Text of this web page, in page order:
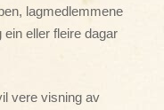
lagmedlemmene
eller fleire dagar
vere visning av